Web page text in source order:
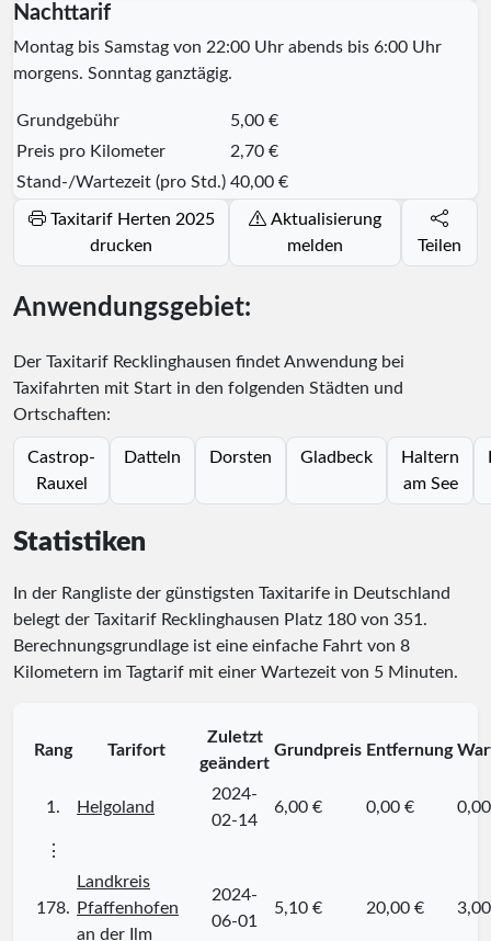
Nachttarif
Montag bis Samstag von 22:00 Uhr abends bis 6:00 Uhr
morgens. Sonntag ganztägig.
Grundgebühr
5,00 €
Preis pro Kilometer
2,70 €
Stand-/Wartezeit (pro Std.) 40,00 €
Taxitarif Herten 2025
drucken
Aktualisierung
melden
Teilen
Anwendungsgebiet:
Der Taxitarif Recklinghausen findet Anwendung bei
Taxifahrten mit Start in den folgenden Städten und
Ortschaften:
Castrop-
Rauxel
Datteln Dorsten Gladbeck
Haltern
am See
Statistiken
In der Rangliste der günstigsten Taxitarife in Deutschland
belegt der Taxitarif Recklinghausen Platz 180 von 351.
Berechnungsgrundlage ist eine einfache Fahrt von 8
Kilometern im Tagtarif mit einer Wartezeit von 5 Minuten.
Rang Tarifort
Zuletzt
geändert
Grundpreis Entfernung
1. Helgoland
2024-
02-14
6,00 € 0,00 €
⋮
178.
Landkreis
Pfaffenhofen
an der Ilm
2024-
06-01
5,10 € 20,00 €